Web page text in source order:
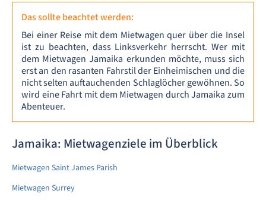
Das sollte beachtet werden:
Bei einer Reise mit dem Mietwagen quer über die Insel
ist zu beachten, dass Linksverkehr herrscht. Wer mit
dem Mietwagen Jamaika erkunden möchte, muss sich
erst an den rasanten Fahrstil der Einheimischen und die
nicht selten auftauchenden Schlaglöcher gewöhnen. So
wird eine Fahrt mit dem Mietwagen durch Jamaika zum
Abenteuer.
Jamaika: Mietwagenziele im Überblick
Mietwagen Saint James Parish
Mietwagen Surrey